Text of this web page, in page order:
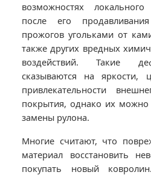
возможностях
после его
прожогов угольками от
также других вредных
воздействий. Такие
сказываются на яркости,
привлекательности
покрытия, однако их можно
замены рулона.
Многие считают, что
материал восстановить
покупать новый